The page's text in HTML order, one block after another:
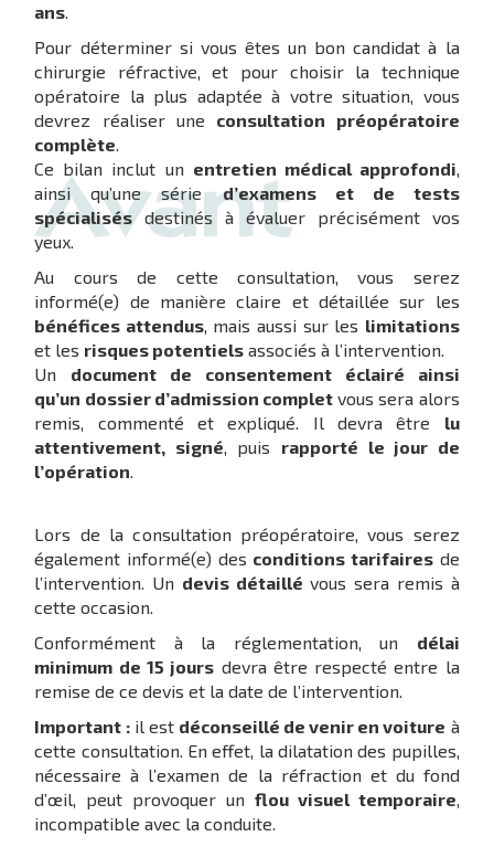
ans.
Pour déterminer si vous êtes un bon candidat à la
chirurgie réfractive, et pour choisir la technique
opératoire la plus adaptée à votre situation, vous
devrez réaliser une consultation préopératoire
complète.
Ce bilan inclut un entretien médical approfondi,
ainsi qu’une séried’examens et de tests
spécialisésdestinés à évaluer précisément vos
yeux.
Au cours de cette consultation, vous serez
informé(e) de manière claire et détaillée sur les
bénéfices attendus, mais aussi sur les limitations
et les risques potentiels associés à l’intervention.
Un document de consentement éclairé ainsi
qu’un dossier d’admission complet vous sera alors
remis, commenté et expliqué. Il devra être lu
attentivement, signé, puis rapporté le jour de
l’opération.
Lors de la consultation préopératoire, vous serez
également informé(e) des conditions tarifairesde
l’intervention. Un devis détaillé vous sera remis à
cette occasion.
Conformément à la réglementation, un délai
minimum de 15 jours devra être respecté entre la
remise de ce devis et la date de l’intervention.
Important :il est déconseillé de venir en voiture à
cette consultation. En effet, la dilatation des pupilles,
nécessaire à l’examen de la réfraction et du fond
d’œil, peut provoquer un flou visuel temporaire,
incompatible avec la conduite.